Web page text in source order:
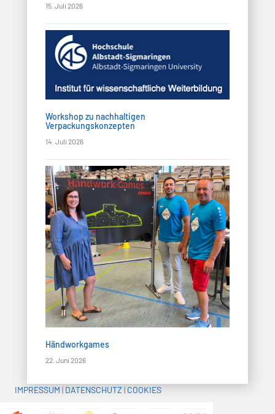
15. Juli 2026
Workshop zu nachhaltigen
Verpackungskonzepten
14. Juli 2026
Händworkgames
22. Juni 2026
IMPRESSUM | DATENSCHUTZ | COOKIES